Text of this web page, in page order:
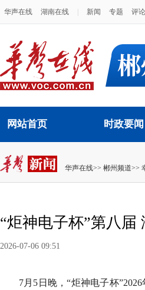
华声在线 湖南在线 新闻 专题 评论
网站首页 时政要闻
华声在线>> 郴州频道>>
“炬神电子杯”第八届
2026-07-06 09:51
7月5日晚，“炬神电子杯